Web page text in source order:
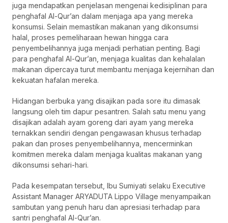
juga mendapatkan penjelasan mengenai kedisiplinan para
penghafal Al-Qur’an dalam menjaga apa yang mereka
konsumsi. Selain memastikan makanan yang dikonsumsi
halal, proses pemeliharaan hewan hingga cara
penyembelihannya juga menjadi perhatian penting. Bagi
para penghafal Al-Qur’an, menjaga kualitas dan kehalalan
makanan dipercaya turut membantu menjaga kejernihan dan
kekuatan hafalan mereka.
Hidangan berbuka yang disajikan pada sore itu dimasak
langsung oleh tim dapur pesantren. Salah satu menu yang
disajikan adalah ayam goreng dari ayam yang mereka
ternakkan sendiri dengan pengawasan khusus terhadap
pakan dan proses penyembelihannya, mencerminkan
komitmen mereka dalam menjaga kualitas makanan yang
dikonsumsi sehari-hari.
Pada kesempatan tersebut, Ibu Sumiyati selaku Executive
Assistant Manager ARYADUTA Lippo Village menyampaikan
sambutan yang penuh haru dan apresiasi terhadap para
santri penghafal Al-Qur’an.